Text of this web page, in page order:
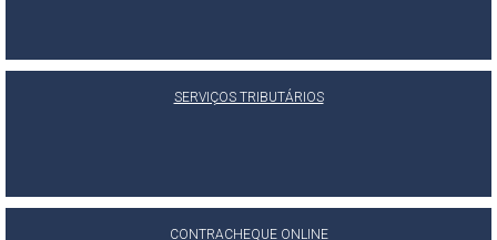
SERVIÇOS TRIBUTÁRIOS
CONTRACHEQUE ONLINE